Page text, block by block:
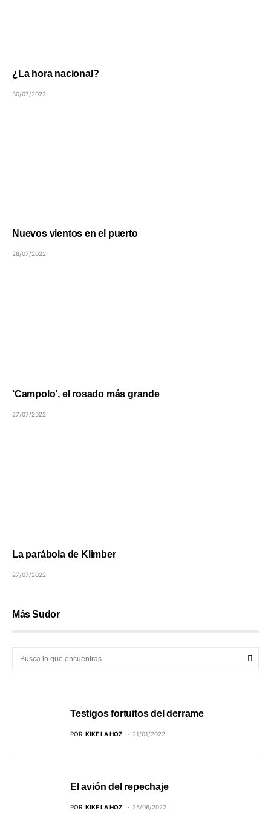
¿La hora nacional?
30/07/2022
Nuevos vientos en el puerto
28/07/2022
‘Campolo’, el rosado más grande
27/07/2022
La parábola de Klimber
27/07/2022
Más Sudor
Testigos fortuitos del derrame
POR KIKE LA HOZ 21/01/2022
El avión del repechaje
POR KIKE LA HOZ 25/06/2022